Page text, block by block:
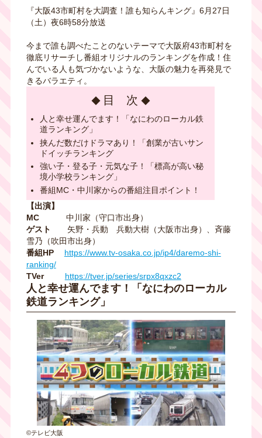
『大阪43市町村を大調査！誰も知らんキング』6月27日
（土）夜6時58分放送
今まで誰も調べたことのないテーマで大阪府43市町村を
徹底リサーチし番組オリジナルのランキングを作成！住
んでいる人も気づかないような、大阪の魅力を再発見で
きるバラエティ。
目 次
人と幸せ運んでます！「なにわのローカル鉄
道ランキング」
挟んだ数だけドラマあり！「創業が古いサン
ドイッチランキング
強い子・登る子・元気な子！「標高が高い秘
境小学校ランキング」
番組MC・中川家からの番組注目ポイント！
【出演】
MC中川家（守口市出身）
ゲスト
矢野・兵動 兵動大樹（大阪市出身）、斉藤
雪乃（吹田市出身）
番組HP
https://www.tv-osaka.co.jp/ip4/daremo-shi-
ranking/
TVer
https://tver.jp/series/srpx8qxzc2
人と幸せ運んでます！「なにわのローカル
鉄道ランキング」
©テレビ大阪